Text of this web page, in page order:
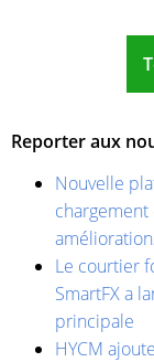
Reporter aux
Nouvelle
Le courtier
SmartFX a
principale
HYCM